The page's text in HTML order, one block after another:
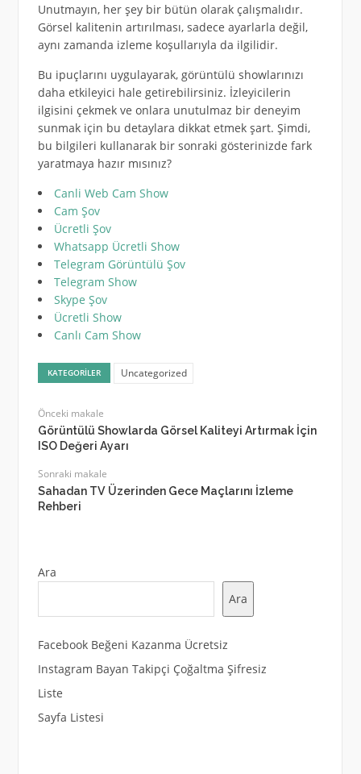
Unutmayın, her şey bir bütün olarak çalışmalıdır.
Görsel kalitenin artırılması, sadece ayarlarla değil,
aynı zamanda izleme koşullarıyla da ilgilidir.
Bu ipuçlarını uygulayarak, görüntülü showlarınızı
daha etkileyici hale getirebilirsiniz. İzleyicilerin
ilgisini çekmek ve onlara unutulmaz bir deneyim
sunmak için bu detaylara dikkat etmek şart. Şimdi,
bu bilgileri kullanarak bir sonraki gösterinizde fark
yaratmaya hazır mısınız?
Canli Web Cam Show
Cam Şov
Ücretli Şov
Whatsapp Ücretli Show
Telegram Görüntülü Şov
Telegram Show
Skype Şov
Ücretli Show
Canlı Cam Show
KATEGORILER Uncategorized
Önceki makale
Görüntülü Showlarda Görsel Kaliteyi Artırmak İçin
ISO Değeri Ayarı
Sonraki makale
Sahadan TV Üzerinden Gece Maçlarını İzleme
Rehberi
Ara
Ara
Facebook Beğeni Kazanma Ücretsiz
Instagram Bayan Takipçi Çoğaltma Şifresiz
Liste
Sayfa Listesi